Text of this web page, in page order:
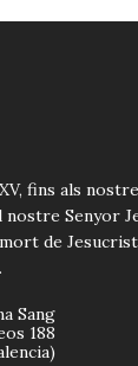
fins als
nostre Senyor
de
Sang
188